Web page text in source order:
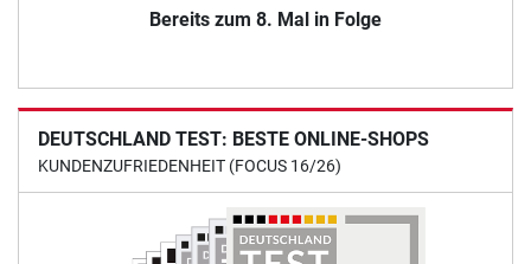
Bereits zum 8. Mal in Folge
DEUTSCHLAND TEST: BESTE ONLINE-SHOPS
KUNDENZUFRIEDENHEIT (FOCUS 16/26)